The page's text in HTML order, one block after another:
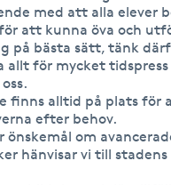
med att alla elever
att kunna öva och
på bästa sätt, tänk
allt för mycket
finns alltid på plats för
efter behov.
önskemål om
hänvisar vi till